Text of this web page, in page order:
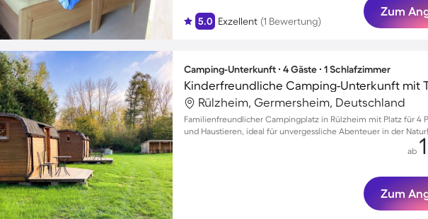
5.0 Exzellent (1 Bewertung)
Zum
Camping-Unterkunft ∙ 4 Gäste ∙ 1 Schlafzimmer
Rülzheim, Germersheim, Deutschland
Familienfreundlicher Campingplatz in Rülzheim mit Platz für 4
und Haustieren, ideal für unvergessliche Abenteuer in der Natur!
ab
Zum